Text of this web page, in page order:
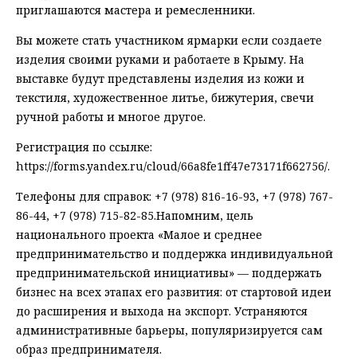
приглашаются мастера и ремесленники.
Вы можете стать участником ярмарки если создаете
изделия своими руками и работаете в Крыму. На
выставке будут представлены изделия из кожи и
текстиля, художественное литье, бижутерия, свечи
ручной работы и многое другое.
Регистрация по ссылке:
https://forms.yandex.ru/cloud/66a8fe1ff47e73171f662756/.
Телефоны для справок: +7 (978) 816-16-93, +7 (978) 767-
86-44, +7 (978) 715-82-85.Напомним, цель
национального проекта «Малое и среднее
предпринимательство и поддержка индивидуальной
предпринимательской инициативы» — поддержать
бизнес на всех этапах его развития: от стартовой идеи
до расширения и выхода на экспорт. Устраняются
административные барьеры, популяризируется сам
образ предпринимателя.